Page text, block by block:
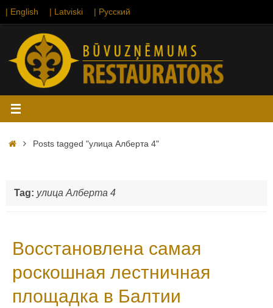
to
| English | Latviski | Русский
HomePosts tagged "улица Алберта 4"
Tag: улица Алберта 4
Восстановлена самая
роскошная лестничная
площадка в Балтии